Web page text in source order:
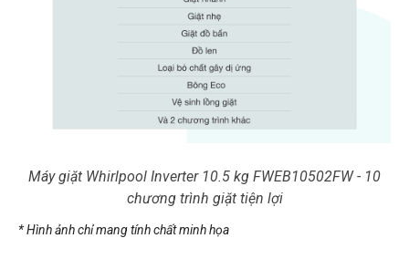
Máy giặt Whirlpool Inverter 10.5 kg FWEB10502FW - 10
chương trình giặt tiện lợi
* Hình ảnh chỉ mang tính chất minh họa